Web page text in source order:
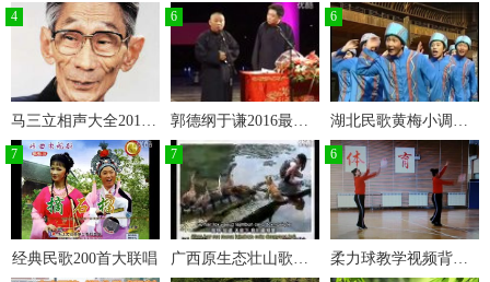
4 6
郭德纲于谦2016最新相声郭德纲于谦相声全集
6
7
经典民歌200首大联唱
7 6
柔力球教学视频背面示范